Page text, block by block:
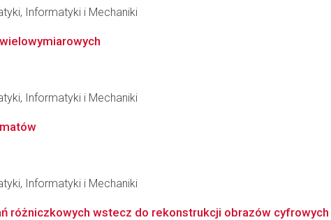
Informatyki i Mechaniki
Informatyki i Mechaniki
Informatyki i Mechaniki
różniczkowych wstecz do rekonstrukcji obrazów cyfrowych